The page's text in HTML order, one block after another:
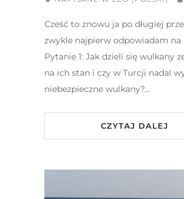
Cześć to znowu ja po długiej
zwykle najpierw odpowiadam na
Pytanie 1: Jak dzieli się wulkany
na ich stan i czy w Turcji nadal
niebezpieczne wulkany?…
CZYTAJ DALEJ